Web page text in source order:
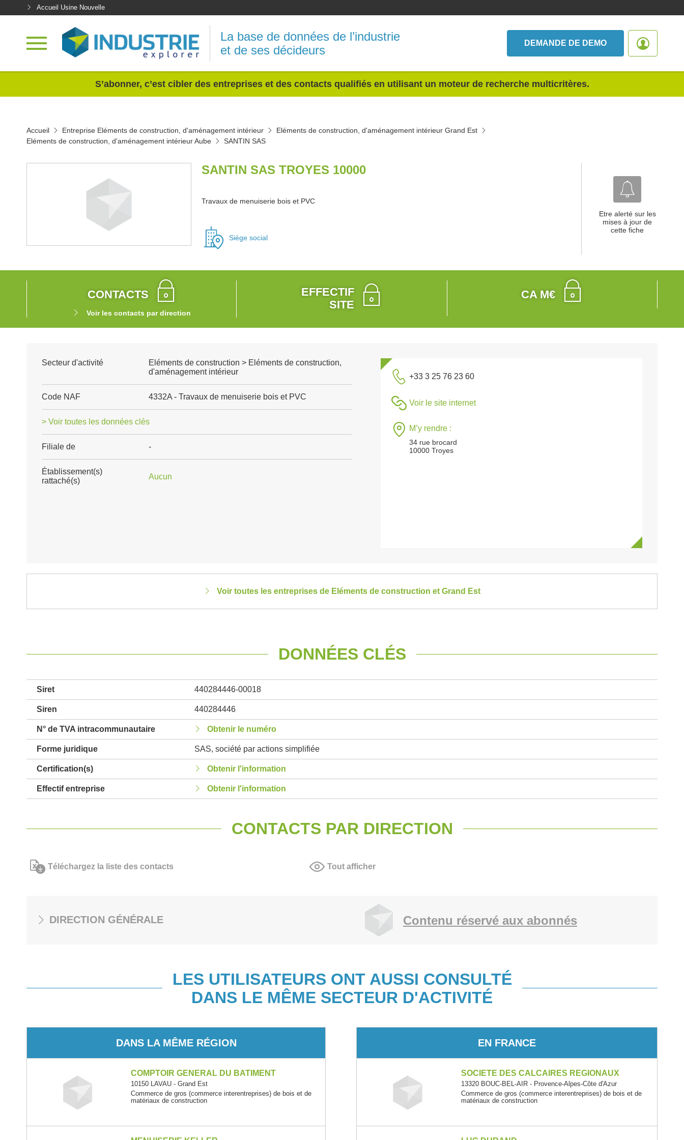
Accueil Usine Nouvelle
La base de données de l’industrie
et de ses décideurs
DEMANDE DE DEMO
S’abonner, c’est cibler des entreprises et des contacts qualifiés en utilisant un moteur de recherche multicritères.
Accueil Entreprise Eléments de construction, d'aménagement intérieur
Eléments de construction, d'aménagement intérieur Grand Est
Eléments de construction, d'aménagement intérieur Aube
SANTIN SAS
SANTIN SAS TROYES 10000
Travaux de menuiserie bois et PVC
Siège social
Etre alerté sur les
mises à jour de
cette fiche
CONTACTS
Voir les contacts par direction
EFFECTIF
SITE
CA M€
Secteur d'activité
Eléments de construction > Eléments de construction,
d'aménagement intérieur
Code NAF 4332A - Travaux de menuiserie bois et PVC
> Voir toutes les données clés
Filiale de -
Établissement(s)
rattaché(s)
Aucun
+33 3 25 76 23 60
Voir le site internet
M’y rendre :
34 rue brocard
10000 Troyes
Voir toutes les entreprises de Eléments de construction et Grand Est
DONNÉES CLÉS
Siret 440284446-00018
Siren 440284446
N° de TVA intracommunautaire Obtenir le numéro
Forme juridique SAS, société par actions simplifiée
Certification(s) Obtenir l'information
Effectif entreprise Obtenir l'information
CONTACTS PAR DIRECTION
Téléchargez la liste des contacts Tout afficher
DIRECTION GÉNÉRALE Contenu réservé aux abonnés
LES UTILISATEURS ONT AUSSI CONSULTÉ
DANS LE MÊME SECTEUR D'ACTIVITÉ
DANS LA MÊME RÉGION
COMPTOIR GENERAL DU BATIMENT
10150 LAVAU - Grand Est
Commerce de gros (commerce interentreprises) de bois et de
matériaux de construction
EN FRANCE
SOCIETE DES CALCAIRES REGIONAUX
13320 BOUC-BEL-AIR - Provence-Alpes-Côte d'Azur
Commerce de gros (commerce interentreprises) de bois et de
matériaux de construction